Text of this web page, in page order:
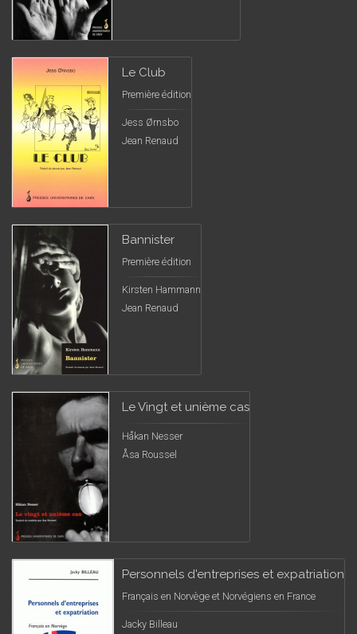
Le Club
Première édition
Jess Ørnsbo
Jean Renaud
Bannister
Première édition
Kirsten Hammann
Jean Renaud
Le Vingt et unième cas
Håkan Nesser
Åsa Roussel
Personnels d'entreprises et expatriation
Français en Norvège et Norvégiens en France
Jacky Billeau